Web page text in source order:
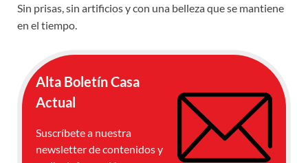
Sin prisas, sin artificios y con una belleza que se mantiene
en el tiempo.
Alta Boletín Casa
Actual
Suscríbete a nuestra
newsletter de contenidos y